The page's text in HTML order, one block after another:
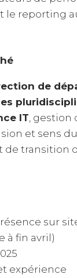
reporting
de
IT, gestion
et sens
de transition
sur
à fin avril)
expérience